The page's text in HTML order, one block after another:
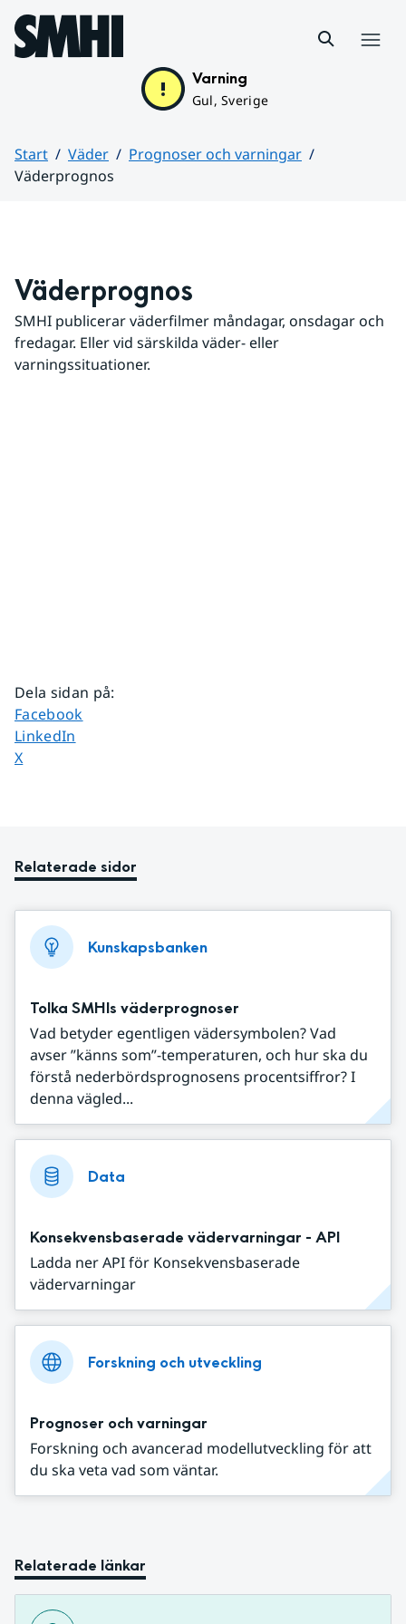
Hoppa till sidans innehåll
Varning
Gul, Sverige
Start Väder
Prognoser och varningar
Väderprognos
Väderprognos
SMHI publicerar väderfilmer måndagar, onsdagar och
fredagar. Eller vid särskilda väder- eller
varningssituationer.
Dela sidan på:
Dela sidan på
Facebook
Dela sidan på
LinkedIn
Dela sidan på
X
Relaterade sidor
Kunskapsbanken
Tolka SMHIs väderprognoser
Vad betyder egentligen vädersymbolen? Vad
avser ”känns som”-temperaturen, och hur ska du
förstå nederbördsprognosens procentsiffror? I
denna vägled...
Data
Konsekvensbaserade vädervarningar - API
Ladda ner API för Konsekvensbaserade
vädervarningar
Forskning och utveckling
Prognoser och varningar
Forskning och avancerad modellutveckling för att
du ska veta vad som väntar.
Relaterade länkar